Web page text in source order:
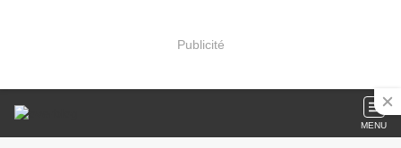
Publicité
MENU